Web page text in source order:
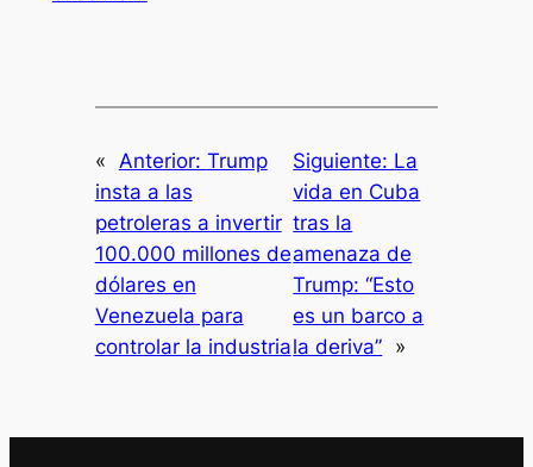
« Anterior: Trump
insta a las
petroleras a invertir
100.000 millones de
dólares en
Venezuela para
controlar la industria
Siguiente: La
vida en Cuba
tras la
amenaza de
Trump: “Esto
es un barco a
la deriva” »